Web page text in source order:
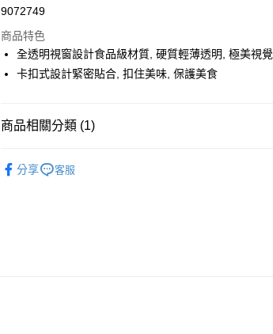
運送方式
每筆NT$60，滿NT$699(含以上)免運費
每筆NT$60，滿NT$699(含以上)免運費
9072749
商品特色
全透明視窗設計食品級材質, 硬質輕薄透明, 極美視覺
卡扣式設計緊密貼合, 扣住美味, 保護美食
商品相關分類 (1)
分享
客服